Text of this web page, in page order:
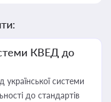
КВЕД до
української системи
до стандартів